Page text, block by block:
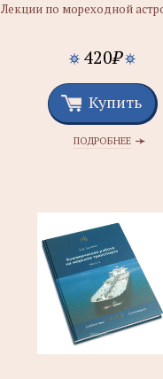
Лекции по мореходной
420₽
Купить
ПОДРОБНЕЕ